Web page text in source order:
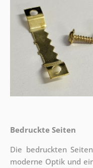
Bedruckte Seiten
Die bedruckten
moderne Optik und